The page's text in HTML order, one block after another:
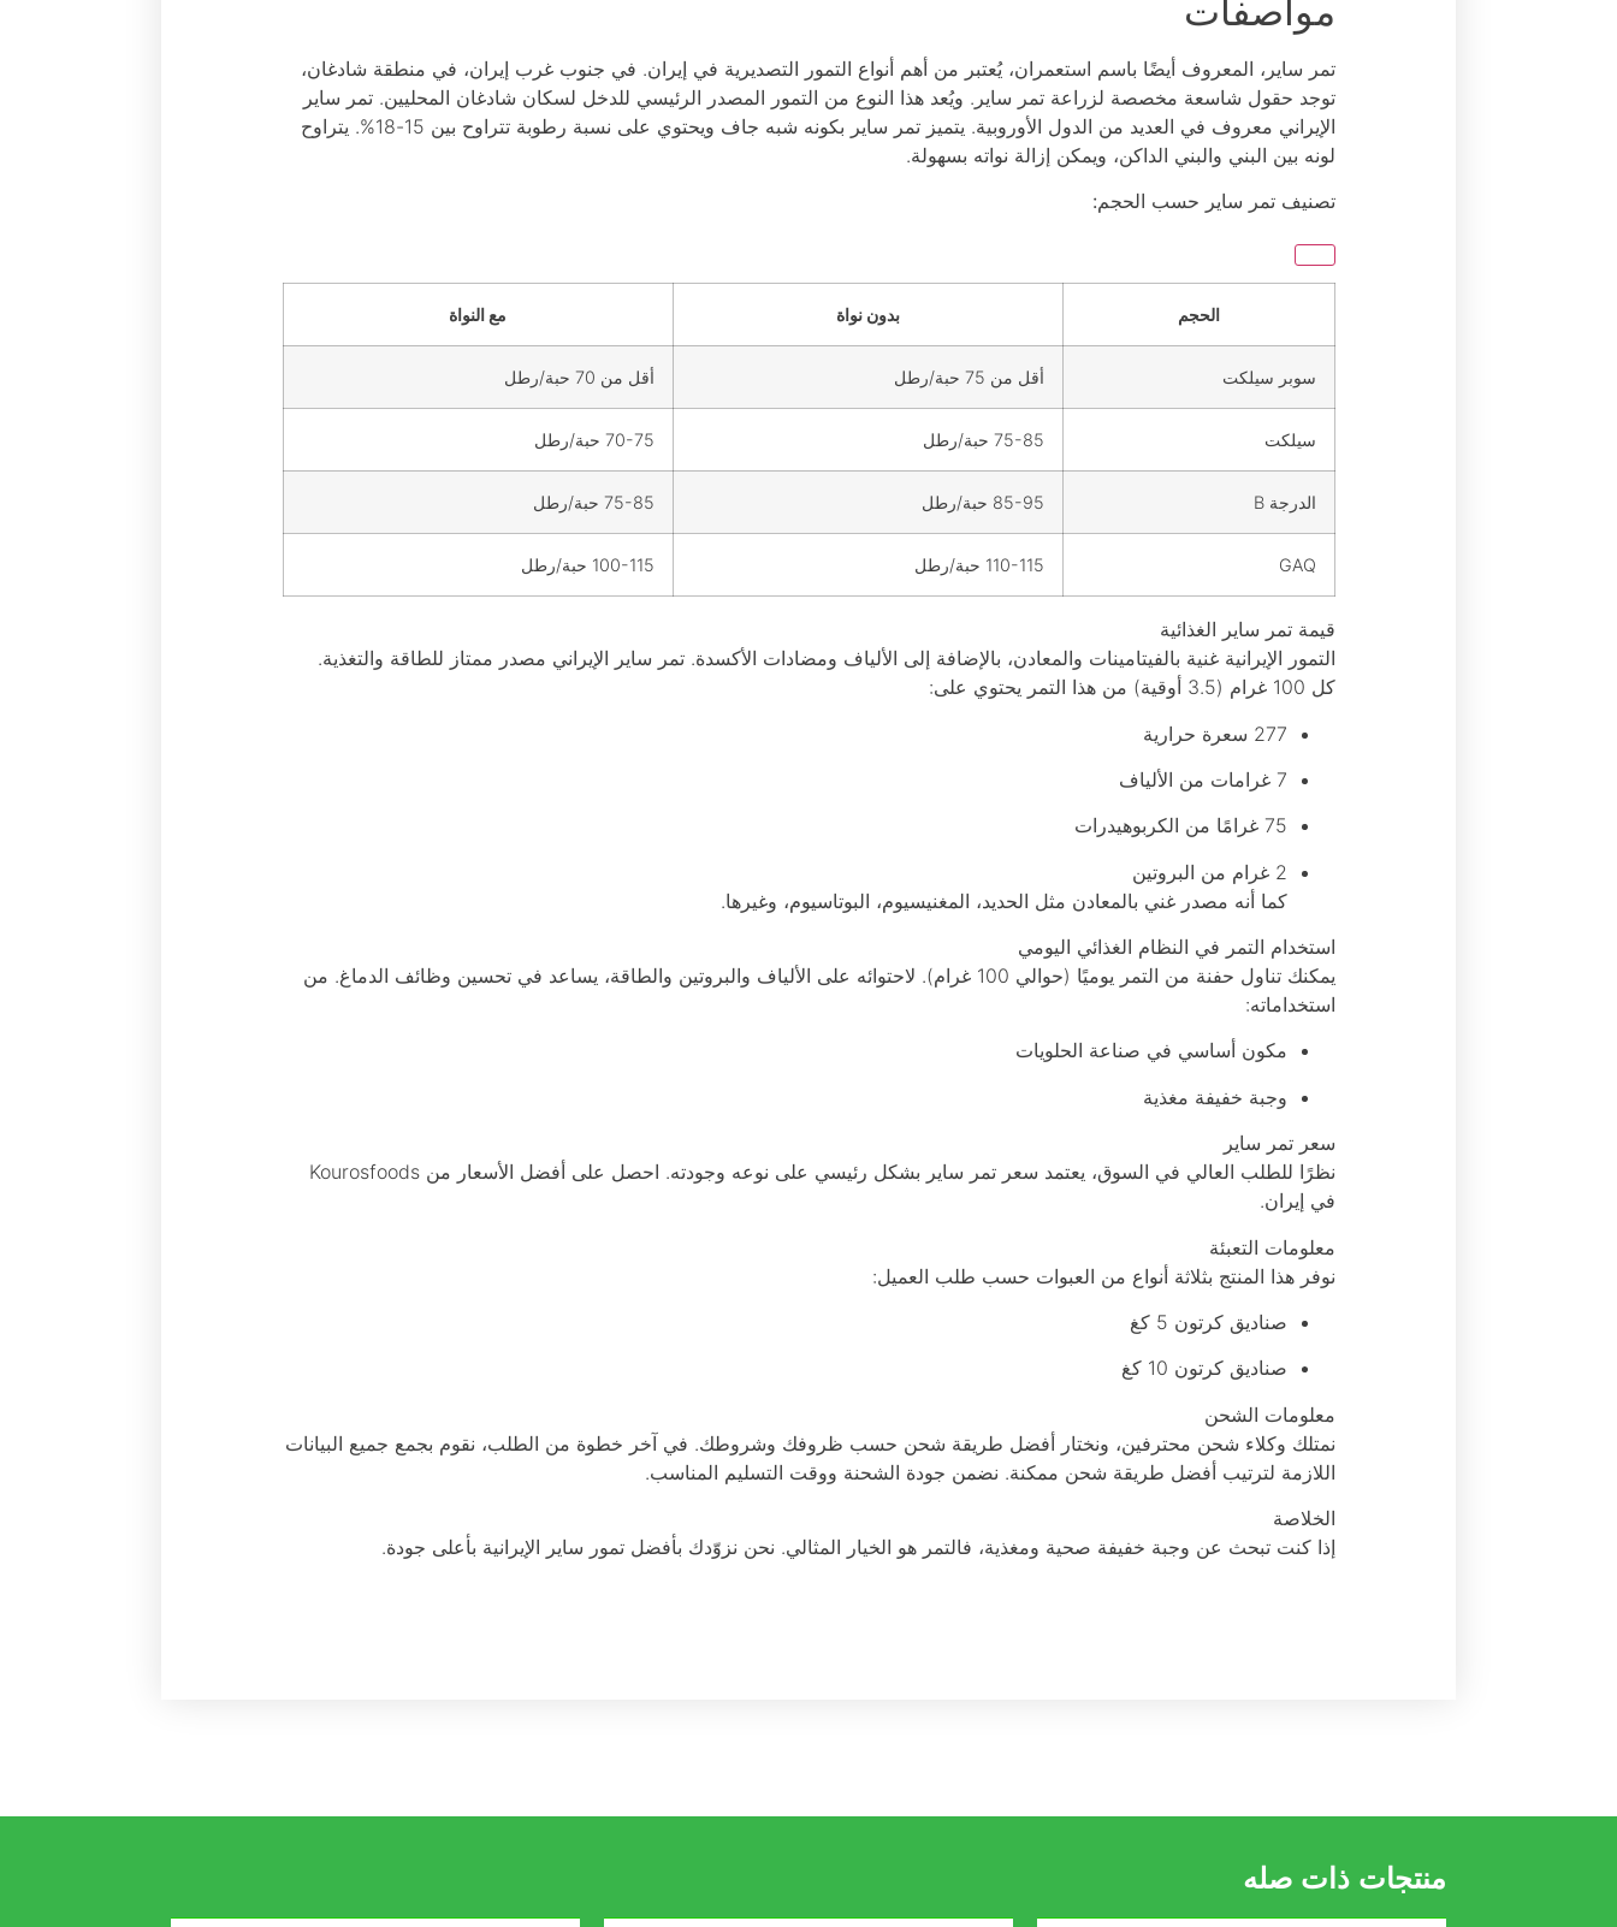
مواصفات
تمر ساير، المعروف أيضًا باسم استعمران، يُعتبر من أهم أنواع التمور التصديرية في إيران. في جنوب غرب إيران، في منطقة شادغان،
توجد حقول شاسعة مخصصة لزراعة تمر ساير. ويُعد هذا النوع من التمور المصدر الرئيسي للدخل لسكان شادغان المحليين. تمر ساير
الإيراني معروف في العديد من الدول الأوروبية. يتميز تمر ساير بكونه شبه جاف ويحتوي على نسبة رطوبة تتراوح بين 15-18%. يتراوح
لونه بين البني والبني الداكن، ويمكن إزالة نواته بسهولة.
تصنيف تمر ساير حسب الحجم:
الحجم بدون نواة مع النواة
سوبر سيلكت أقل من 75 حبة/رطل أقل من 70 حبة/رطل
سيلكت 75-85 حبة/رطل 70-75 حبة/رطل
الدرجة B 85-95 حبة/رطل 75-85 حبة/رطل
GAQ 110-115 حبة/رطل 100-115 حبة/رطل
قيمة تمر ساير الغذائية
التمور الإيرانية غنية بالفيتامينات والمعادن، بالإضافة إلى الألياف ومضادات الأكسدة. تمر ساير الإيراني مصدر ممتاز للطاقة والتغذية.
كل 100 غرام (3.5 أوقية) من هذا التمر يحتوي على:
277 سعرة حرارية
7 غرامات من الألياف
75 غرامًا من الكربوهيدرات
2 غرام من البروتين
كما أنه مصدر غني بالمعادن مثل الحديد، المغنيسيوم، البوتاسيوم، وغيرها.
استخدام التمر في النظام الغذائي اليومي
يمكنك تناول حفنة من التمر يوميًا (حوالي 100 غرام). لاحتوائه على الألياف والبروتين والطاقة، يساعد في تحسين وظائف الدماغ. من
استخداماته:
مكون أساسي في صناعة الحلويات
وجبة خفيفة مغذية
سعر تمر ساير
نظرًا للطلب العالي في السوق، يعتمد سعر تمر ساير بشكل رئيسي على نوعه وجودته. احصل على أفضل الأسعار من Kourosfoods
في إيران.
معلومات التعبئة
نوفر هذا المنتج بثلاثة أنواع من العبوات حسب طلب العميل:
صناديق كرتون 5 كغ
صناديق كرتون 10 كغ
معلومات الشحن
نمتلك وكلاء شحن محترفين، ونختار أفضل طريقة شحن حسب ظروفك وشروطك. في آخر خطوة من الطلب، نقوم بجمع جميع البيانات
اللازمة لترتيب أفضل طريقة شحن ممكنة. نضمن جودة الشحنة ووقت التسليم المناسب.
الخلاصة
إذا كنت تبحث عن وجبة خفيفة صحية ومغذية، فالتمر هو الخيار المثالي. نحن نزوّدك بأفضل تمور ساير الإيرانية بأعلى جودة.
منتجات ذات صله